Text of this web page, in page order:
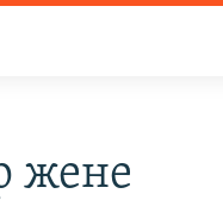
жене